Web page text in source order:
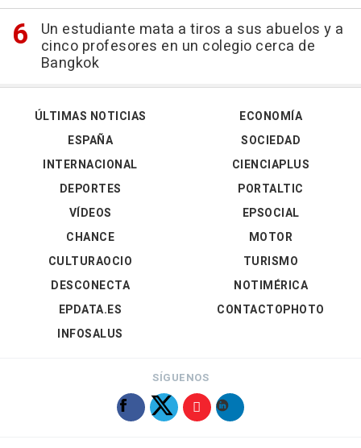
Un estudiante mata a tiros a sus abuelos y a
cinco profesores en un colegio cerca de
Bangkok
ÚLTIMAS NOTICIAS
ESPAÑA
INTERNACIONAL
DEPORTES
VÍDEOS
ECONOMÍA
SOCIEDAD
CIENCIAPLUS
PORTALTIC
EPSOCIAL
CHANCE
CULTURAOCIO
DESCONECTA
EPDATA.ES
INFOSALUS
MOTOR
TURISMO
NOTIMÉRICA
CONTACTOPHOTO
SÍGUENOS